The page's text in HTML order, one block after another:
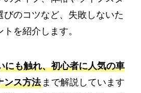
びのコツなど、失敗しないた
を紹介します。
にも触れ、初心者に人気の車
ンス方法まで解説しています